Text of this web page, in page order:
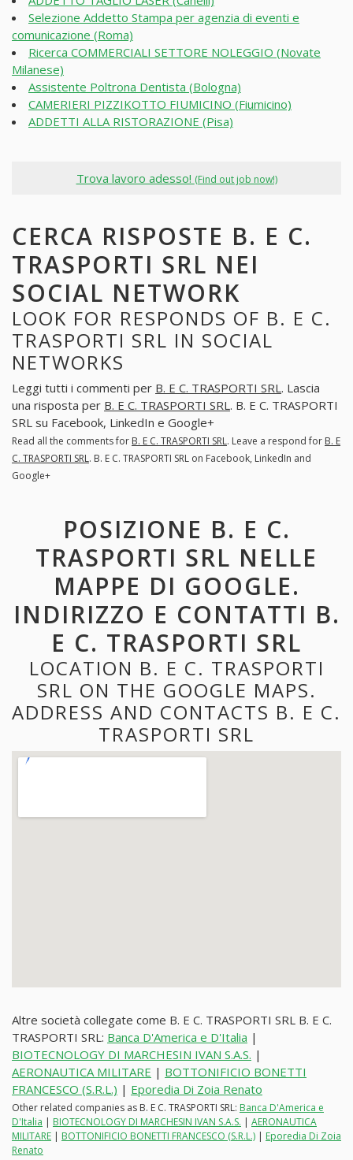
Selezione Addetto Stampa per agenzia di eventi e
comunicazione (Roma)
Ricerca COMMERCIALI SETTORE NOLEGGIO (Novate
Milanese)
Assistente Poltrona Dentista (Bologna)
CAMERIERI PIZZIKOTTO FIUMICINO (Fiumicino)
ADDETTI ALLA RISTORAZIONE (Pisa)
Trova lavoro adesso! (Find out job now!)
CERCA RISPOSTE B. E C.
TRASPORTI SRL NEI
SOCIAL NETWORK
LOOK FOR RESPONDS OF B. E C.
TRASPORTI SRL IN SOCIAL
NETWORKS
Leggi tutti i commenti per B. E C. TRASPORTI SRL. Lascia
una risposta per B. E C. TRASPORTI SRL. B. E C. TRASPORTI
SRL su Facebook, LinkedIn e Google+
Read all the comments for B. E C. TRASPORTI SRL. Leave a respond for B. E
C. TRASPORTI SRL. B. E C. TRASPORTI SRL on Facebook, LinkedIn and
Google+
POSIZIONE B. E C.
TRASPORTI SRL NELLE
MAPPE DI GOOGLE.
INDIRIZZO E CONTATTI B.
E C. TRASPORTI SRL
LOCATION B. E C. TRASPORTI
SRL ON THE GOOGLE MAPS.
ADDRESS AND CONTACTS B. E C.
TRASPORTI SRL
Altre società collegate come B. E C. TRASPORTI SRL B. E C.
TRASPORTI SRL: Banca D'America e D'Italia |
BIOTECNOLOGY DI MARCHESIN IVAN S.A.S. |
AERONAUTICA MILITARE | BOTTONIFICIO BONETTI
FRANCESCO (S.R.L.) | Eporedia Di Zoia Renato
Other related companies as B. E C. TRASPORTI SRL: Banca D'America e
D'Italia | BIOTECNOLOGY DI MARCHESIN IVAN S.A.S. | AERONAUTICA
MILITARE | BOTTONIFICIO BONETTI FRANCESCO (S.R.L.) | Eporedia Di Zoia
Renato